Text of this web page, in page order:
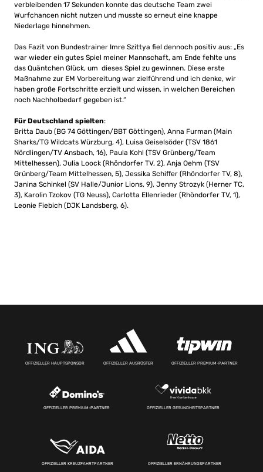
verbleibenden 17 Sekunden konnte das deutsche Team zwei
Wurfchancen nicht nutzen und musste so erneut eine knappe
Niederlage hinnehmen.
Das Fazit von Bundestrainer Imre Szittya fiel dennoch positiv aus: „Es
war wieder ein gutes Spiel meiner Mannschaft, am Ende fehlte uns
das Quäntchen Glück, um dieses Spiel zu gewinnen. Diese erste
Maßnahme zur EM Vorbereitung war zielführend und ich denke, wir
haben große Fortschritte erzielt und wissen, in welchen Bereichen
noch Nachholbedarf gegeben ist.“
Für Deutschland spielten:
Britta Daub (BG 74 Göttingen/BBT Göttingen), Anna Furman (Main
Sharks/TG Wildcats Würzburg, 4), Luisa Geiselsöder (TSV 1861
Nördlingen/TV Ansbach, 16), Paula Kohl (TSV Grünberg/Team
Mittelhessen), Julia Loock (Rhöndorfer TV, 2), Anja Oehm (TSV
Grünberg/Team Mittelhessen, 5), Jessika Schiffer (Rhöndorfer TV, 8),
Janina Schinkel (SV Halle/Junior Lions, 9), Jenny Strozyk (Herner TC,
3), Karolin Tzokov (TG Neuss), Carlotta Ellenrieder (Rhöndorfer TV, 1),
Leonie Fiebich (DJK Landsberg, 6).
OFFIZIELLER HAUPTSPONSOR OFFIZIELLER AUSRÜSTER OFFIZIELLER PREMIUM-PARTNER
OFFIZIELLER PREMIUM-PARTNER OFFIZIELLER GESUNDHEITSPARTNER
OFFIZIELLER KREUZFAHRTPARTNER OFFIZIELLER ERNÄHRUNGSPARTNER